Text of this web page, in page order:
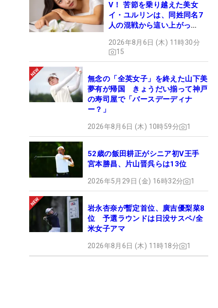
V！ 苦節を乗り越えた美女
イ・ユルリンは、同姓同名7
人の混戦から這い上がっ
2026年8月6日 (木) 11時30分
15
無念の「全英女子」を終えた山下美
夢有が帰国 きょうだい揃って神戸
の寿司屋で「バースデーディナ
ー？」
2026年8月6日 (木) 10時59分 1
52歳の飯田耕正がシニア初V王手
宮本勝昌、片山晋呉らは13位
2026年5月29日 (金) 16時32分 1
岩永杏奈が暫定首位、廣吉優梨菜8
位 予選ラウンドは日没サスペ/全
米女子アマ
2026年8月6日 (木) 11時18分 1